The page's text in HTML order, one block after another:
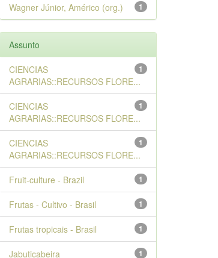
1
Wagner Júnior, Américo (org.)
Assunto
1
CIENCIAS
AGRARIAS::RECURSOS FLORE...
1
CIENCIAS
AGRARIAS::RECURSOS FLORE...
1
CIENCIAS
AGRARIAS::RECURSOS FLORE...
1
Fruit-culture - Brazil
1
Frutas - Cultivo - Brasil
1
Frutas tropicais - Brasil
1
Jabuticabeira